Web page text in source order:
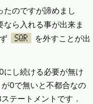
たのですが諦めまし
なら入れる事が出来ま
SQR
を外すことが出
にし続ける必要が無け
が0で無いと不都合なの
テートメントです．